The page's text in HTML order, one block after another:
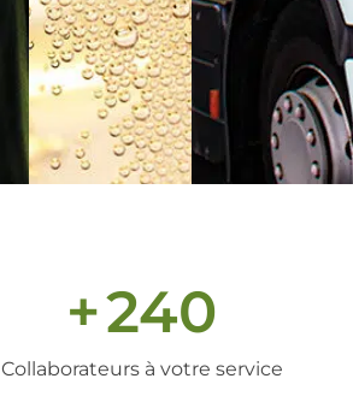
+240
Collaborateurs à votre service